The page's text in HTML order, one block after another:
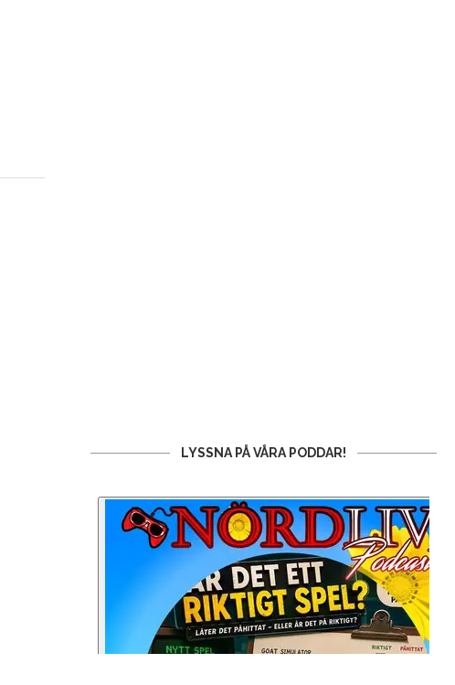
LYSSNA PÅ VÅRA PODDAR!